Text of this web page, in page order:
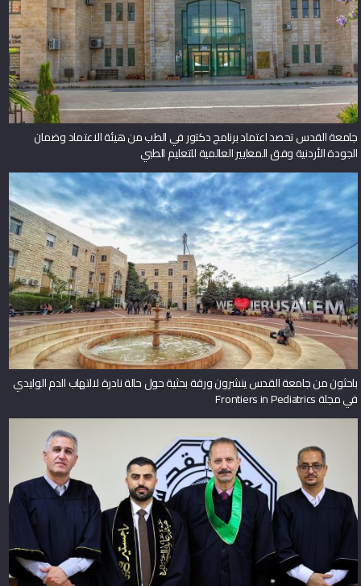
جامعة القدس تحصد اعتماد برنامج دكتور في الطب من هيئة الاعتماد وضمان
الجودة الأردنية وفق المعايير العالمية للتعليم الطبي
باحثون من جامعة القدس ينشرون ورقة بحثية حول حالة نادرة لالتهاب الدم الوليدي
في مجلة Frontiers in Pediatrics